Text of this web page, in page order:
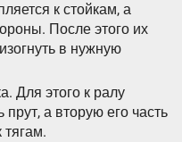
к стойкам, а
После этого их
в нужную
Для этого к ралу
а вторую его часть
тягам.